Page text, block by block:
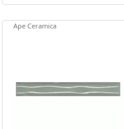
Ape Ceramica